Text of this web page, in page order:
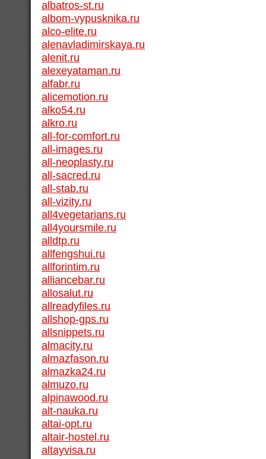
albatros-st.ru
albom-vypusknika.ru
alco-elite.ru
alenavladimirskaya.ru
alenit.ru
alexeyataman.ru
alfabr.ru
alicemotion.ru
alko54.ru
alkro.ru
all-for-comfort.ru
all-images.ru
all-neoplasty.ru
all-sacred.ru
all-stab.ru
all-vizity.ru
all4vegetarians.ru
all4yoursmile.ru
alldtp.ru
allfengshui.ru
allforintim.ru
alliancebar.ru
allosalut.ru
allreadyfiles.ru
allshop-gps.ru
allsnippets.ru
almacity.ru
almazfason.ru
almazka24.ru
almuzo.ru
alpinawood.ru
alt-nauka.ru
altai-opt.ru
altair-hostel.ru
altayvisa.ru